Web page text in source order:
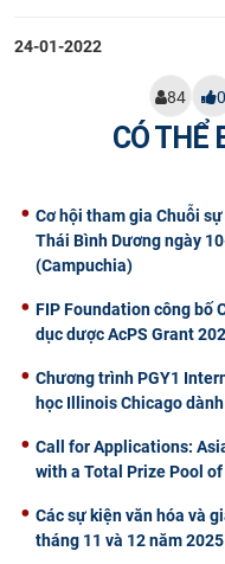
24-01-2022
84 0
CÓ THỂ
Cơ hội tham gia Chuỗi
Thái Bình Dương ngày
(Campuchia)
FIP Foundation công bố
dục dược AcPS Grant
Chương trình PGY1
học Illinois Chicago
Call for Applications:
with a Total Prize Pool of
Các sự kiện văn hóa và
tháng 11 và 12 năm 2025